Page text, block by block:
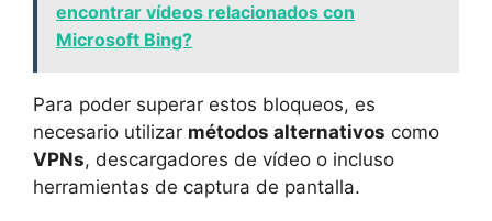
encontrar vídeos relacionados con
Microsoft Bing?
Para poder superar estos bloqueos, es
necesario utilizar métodos alternativos como
VPNs, descargadores de vídeo o incluso
herramientas de captura de pantalla.